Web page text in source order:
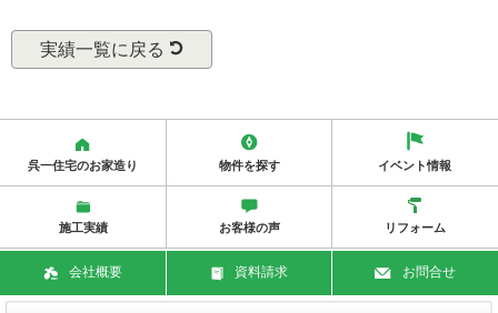
実績一覧に戻る
呉一住宅のお家造り 物件を探す イベント情報
施工実績 お客様の声 リフォーム
会社概要 資料請求 お問合せ